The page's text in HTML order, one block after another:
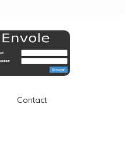
Contact